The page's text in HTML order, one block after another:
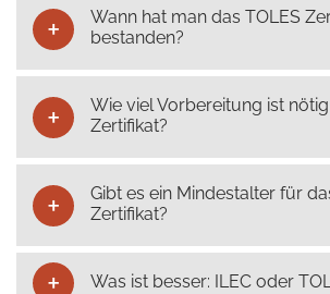
Wann hat man das TOLES
bestanden?
Wie viel Vorbereitung ist
Zertifikat?
Gibt es ein Mindestalter für
Zertifikat?
Was ist besser: ILEC oder